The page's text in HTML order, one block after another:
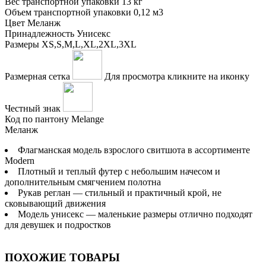
Объем транспортной упаковки 0,12 м3
Цвет Меланж
Принадлежность Унисекс
Размеры XS,S,M,L,XL,2XL,3XL
Размерная сетка Для просмотра кликните на иконку
Честный знак
Код по пантону Melange
Меланж
Флагманская модель взрослого свитшота в ассортименте
Modern
Плотный и теплый футер с небольшим начесом и
дополнительным смягчением полотна
Рукав реглан — стильный и практичный крой, не
сковывающий движения
Модель унисекс — маленькие размеры отлично подходят
для девушек и подростков
ПОХОЖИЕ ТОВАРЫ